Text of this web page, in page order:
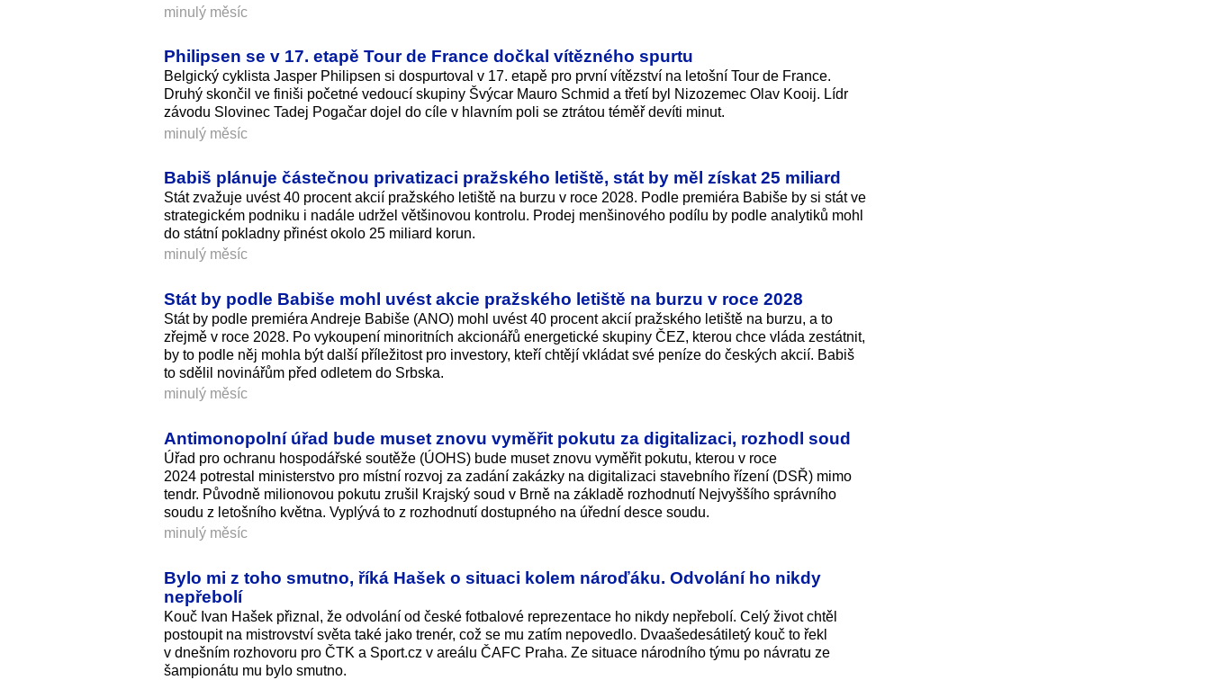
minulý měsíc
Philipsen se v 17. etapě Tour de France dočkal vítězného spurtu
Belgický cyklista Jasper Philipsen si dospurtoval v 17. etapě pro první vítězství na letošní Tour de France.
Druhý skončil ve finiši početné vedoucí skupiny Švýcar Mauro Schmid a třetí byl Nizozemec Olav Kooij. Lídr
závodu Slovinec Tadej Pogačar dojel do cíle v hlavním poli se ztrátou téměř devíti minut.
minulý měsíc
Babiš plánuje částečnou privatizaci pražského letiště, stát by měl získat 25 miliard
Stát zvažuje uvést 40 procent akcií pražského letiště na burzu v roce 2028. Podle premiéra Babiše by si stát ve
strategickém podniku i nadále udržel většinovou kontrolu. Prodej menšinového podílu by podle analytiků mohl
do státní pokladny přinést okolo 25 miliard korun.
minulý měsíc
Stát by podle Babiše mohl uvést akcie pražského letiště na burzu v roce 2028
Stát by podle premiéra Andreje Babiše (ANO) mohl uvést 40 procent akcií pražského letiště na burzu, a to
zřejmě v roce 2028. Po vykoupení minoritních akcionářů energetické skupiny ČEZ, kterou chce vláda zestátnit,
by to podle něj mohla být další příležitost pro investory, kteří chtějí vkládat své peníze do českých akcií. Babiš
to sdělil novinářům před odletem do Srbska.
minulý měsíc
Antimonopolní úřad bude muset znovu vyměřit pokutu za digitalizaci, rozhodl soud
Úřad pro ochranu hospodářské soutěže (ÚOHS) bude muset znovu vyměřit pokutu, kterou v roce
2024 potrestal ministerstvo pro místní rozvoj za zadání zakázky na digitalizaci stavebního řízení (DSŘ) mimo
tendr. Původně milionovou pokutu zrušil Krajský soud v Brně na základě rozhodnutí Nejvyššího správního
soudu z letošního května. Vyplývá to z rozhodnutí dostupného na úřední desce soudu.
minulý měsíc
Bylo mi z toho smutno, říká Hašek o situaci kolem nároďáku. Odvolání ho nikdy
nepřebolí
Kouč Ivan Hašek přiznal, že odvolání od české fotbalové reprezentace ho nikdy nepřebolí. Celý život chtěl
postoupit na mistrovství světa také jako trenér, což se mu zatím nepovedlo. Dvaašedesátiletý kouč to řekl
v dnešním rozhovoru pro ČTK a Sport.cz v areálu ČAFC Praha. Ze situace národního týmu po návratu ze
šampionátu mu bylo smutno.